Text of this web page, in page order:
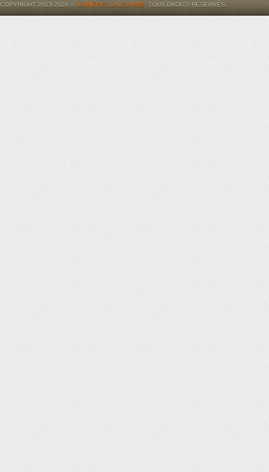
COPYRIGHT 2013-2026 © LUMIÈRES.LAUSANNE . TOUS DROITS RÉSERVÉS.